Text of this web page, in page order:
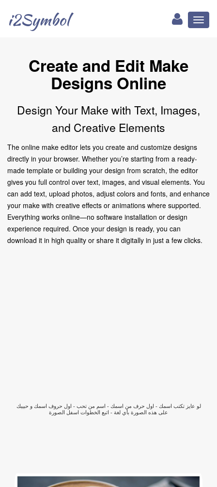
i2Symbol
Create and Edit Make
Designs Online
Design Your Make with Text, Images,
and Creative Elements
The online make editor lets you create and customize designs
directly in your browser. Whether you’re starting from a ready-
made template or building your design from scratch, the editor
gives you full control over text, images, and visual elements. You
can add text, upload photos, adjust colors and fonts, and enhance
your make with creative effects or animations where supported.
Everything works online—no software installation or design
experience required. Once your design is ready, you can
download it in high quality or share it digitally in just a few clicks.
لو عايز تكتب اسمك - اول حرف من اسمك - اسم من تحب - اول حروف اسمك و حبيبك
على هذه الصورة بأي لغة - اتبع الخطوات اسفل الصورة